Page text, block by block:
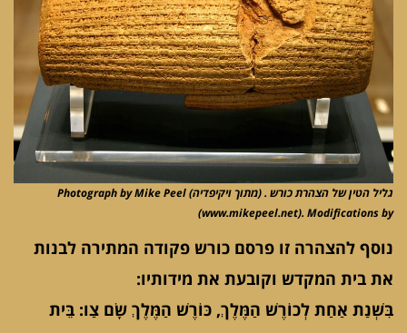
גליל הטין של הצהרת כורש . (מתוך ויקיפדיה) Photograph by Mike Peel
(www.mikepeel.net). Modifications by
נוסף להצהרה זו פרסם כורש פקודה המתירה לבנות
את בית המקדש וקובעת את מידותיו:
בִּשְׁנַת אַחַת לְכוֹרֶשׁ הַמֶּלֶךְ, כּוֹרֶשׁ הַמֶּלֶךְ שָׂם צַו: בֵּית